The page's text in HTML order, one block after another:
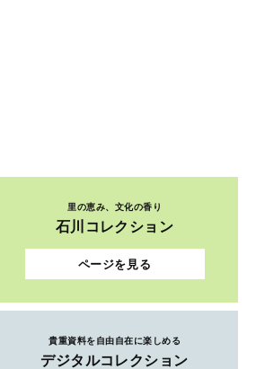
里の恵み、文化の香り
石川コレクション
ページを見る
貴重資料を自由自在に楽しめる
デジタルコレクション